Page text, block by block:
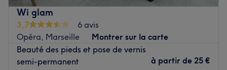
proposera une large gamme de prestations pour la mise
en beauté de vos ongles. Des poses de vernis, des
beautés des mains et des pieds, des rallongements ou
nail art, rien n'est oublié pour prendre soin de vous !
Transport public le plus proche
Wi glam
3,7
6 avis
Opéra, Marseille
Montrer sur la carte
Beauté des pieds et pose de vernis
semi-permanent
à partir de 25 €